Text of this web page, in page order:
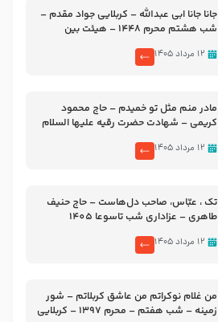
جانا جانا ابی عبدالله – کربلایی جواد مقدم –
شب هشتم محرم 1448 – هیئت بین
۱۲ مرداد ۱۴۰۵
مادر منم مثل تو خمیدم – حاج محمود
کریمی – شهادت حضرت رقیه علیها السلام
۱۲ مرداد ۱۴۰۵
تک ، عبّاس، صاحب دل‌هاست – حاج حنیف
طاهری – عزاداری شب تاسوعا 1405
۱۲ مرداد ۱۴۰۵
من غلام نوکراتم من عاشق کربلاتم – شور
زمینه – شب هفتم – محرم 1397 – کربلایی